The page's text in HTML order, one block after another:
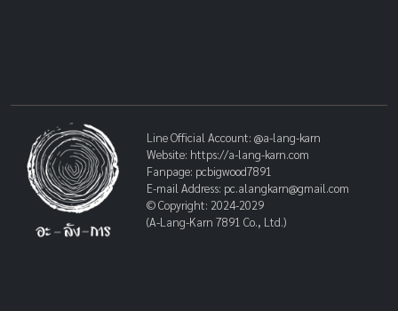
Line Official Account:@a-lang-karn
Website: https://a-lang-karn.com
Fanpage: pcbigwood7891
E-mail Address: pc.alangkarn@gmail.com
© Copyright: 2024-2029
(A-Lang-Karn 7891 Co., Ltd.)